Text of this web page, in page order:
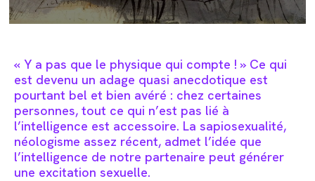
« Y a pas que le physique qui compte ! » Ce qui
est devenu un adage quasi anecdotique est
pourtant bel et bien avéré : chez certaines
personnes, tout ce qui n’est pas lié à
l’intelligence est accessoire. La sapiosexualité,
néologisme assez récent, admet l’idée que
l’intelligence de notre partenaire peut générer
une excitation sexuelle.